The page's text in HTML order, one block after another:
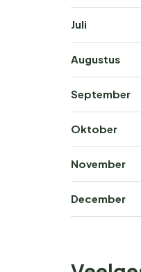
Juli
Augustus
September
Oktober
November
December